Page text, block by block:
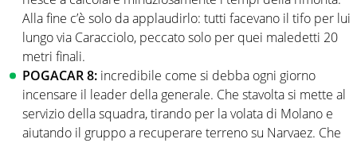
Alla fine c’è solo da applaudirlo: tutti facevano il tifo per lui
lungo via Caracciolo, peccato solo per quei maledetti 20
metri finali.
POGACAR 8: incredibile come si debba ogni giorno
incensare il leader della generale. Che stavolta si mette al
servizio della squadra, tirando per la volata di Molano e
aiutando il gruppo a recuperare terreno su Narvaez. Che